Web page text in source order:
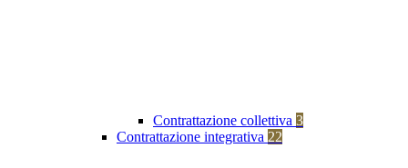
Contrattazione collettiva 3
Contrattazione integrativa 22